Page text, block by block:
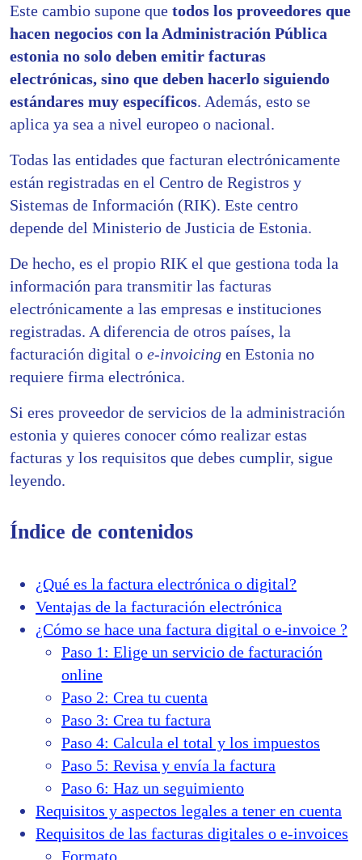
Este cambio supone que todos los proveedores que
hacen negocios con la Administración Pública
estonia no solo deben emitir facturas
electrónicas, sino que deben hacerlo siguiendo
estándares muy específicos. Además, esto se
aplica ya sea a nivel europeo o nacional.
Todas las entidades que facturan electrónicamente
están registradas en el Centro de Registros y
Sistemas de Información (RIK). Este centro
depende del Ministerio de Justicia de Estonia.
De hecho, es el propio RIK el que gestiona toda la
información para transmitir las facturas
electrónicamente a las empresas e instituciones
registradas. A diferencia de otros países, la
facturación digital o e-invoicing en Estonia no
requiere firma electrónica.
Si eres proveedor de servicios de la administración
estonia y quieres conocer cómo realizar estas
facturas y los requisitos que debes cumplir, sigue
leyendo.
Índice de contenidos
¿Qué es la factura electrónica o digital?
Ventajas de la facturación electrónica
¿Cómo se hace una factura digital o e-invoice ?
Paso 1: Elige un servicio de facturación
online
Paso 2: Crea tu cuenta
Paso 3: Crea tu factura
Paso 4: Calcula el total y los impuestos
Paso 5: Revisa y envía la factura
Paso 6: Haz un seguimiento
Requisitos y aspectos legales a tener en cuenta
Requisitos de las facturas digitales o e-invoices
Formato